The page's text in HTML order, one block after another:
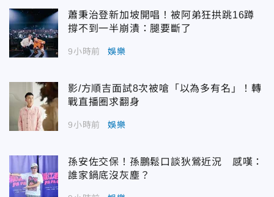
蕭秉治登新加坡開唱！被阿弟狂拱跳16蹲
撐不到一半崩潰：腿要斷了
9小時前 娛樂
影/方順吉面試8次被嗆「以為多有名」！轉
戰直播圈求翻身
9小時前 娛樂
孫安佐交保！孫鵬鬆口談狄鶯近況 感嘆：
誰家鍋底沒灰塵？